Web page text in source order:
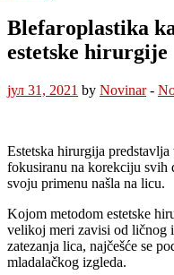
Blefaroplastika
estetske hirurgije
јул 31, 2021 by Novinar-
Estetska hirurgija
fokusiranu na korekciju svih
svoju primenu našla na licu.
Kojom metodom estetske
velikoj meri zavisi od ličnog
zatezanja lica, najčešće se
mladalačkog izgleda.